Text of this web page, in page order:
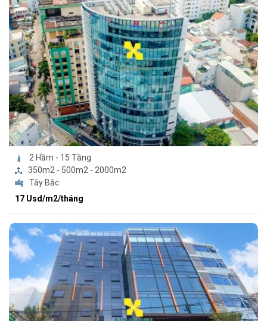
2 Hầm - 15 Tầng
350m2 - 500m2 - 2000m2
Tây Bắc
17 Usd/m2/tháng